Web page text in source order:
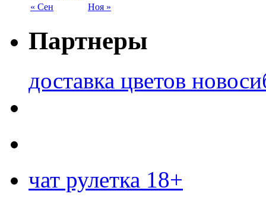
« Сен Ноя »
Партнеры
доставка цветов
чат рулетка 18+